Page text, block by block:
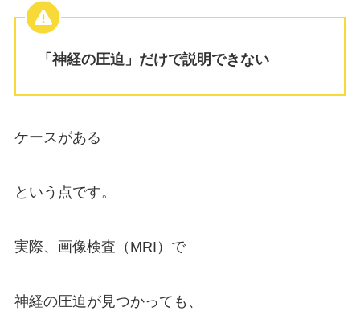
「神経の圧迫」だけで説明できない
ケースがある
という点です。
実際、画像検査（MRI）で
神経の圧迫が見つかっても、